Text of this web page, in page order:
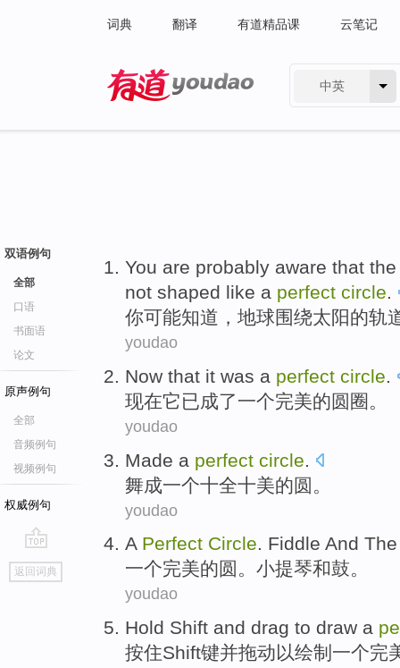
词典 翻译 有道精品课 云笔记
中英
双语例句
全部
口语
书面语
论文
原声例句
全部
音频例句
视频例句
权威例句
go
top
返回词典
You are probably aware that
not shaped like a perfect circle.
你可能知道 ， 地球围绕太阳的轨
youdao
Now that it was a perfect circle.
现在它已成了一个完美的圆圈 。
youdao
Made a perfect circle
舞成一个十全十美的圆 。
youdao
A Perfect Circle. Fiddle And
一个完美的圆 。 小提琴和鼓。
youdao
Hold Shift and drag to draw a
按住Shift键并拖动以绘制 一个完